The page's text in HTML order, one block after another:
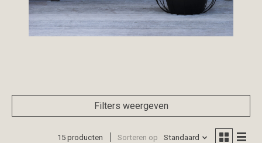
Filters weergeven
15 producten Sorteren op Standaard